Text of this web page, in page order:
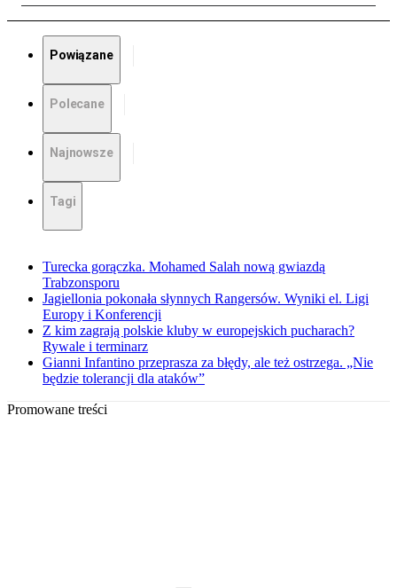
Powiązane
Polecane
Najnowsze
Tagi
Turecka gorączka. Mohamed Salah nową gwiazdą
Trabzonsporu
Jagiellonia pokonała słynnych Rangersów. Wyniki el. Ligi
Europy i Konferencji
Z kim zagrają polskie kluby w europejskich pucharach?
Rywale i terminarz
Gianni Infantino przeprasza za błędy, ale też ostrzega. „Nie
będzie tolerancji dla ataków”
Promowane treści